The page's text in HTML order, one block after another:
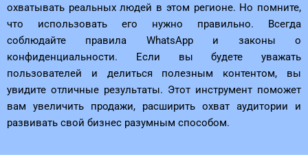
охватывать реальных людей в этом регионе. Но помните,
что использовать его нужно правильно. Всегда
соблюдайте правила WhatsApp и законы о
конфиденциальности. Если вы будете уважать
пользователей и делиться полезным контентом, вы
увидите отличные результаты. Этот инструмент поможет
вам увеличить продажи, расширить охват аудитории и
развивать свой бизнес разумным способом.